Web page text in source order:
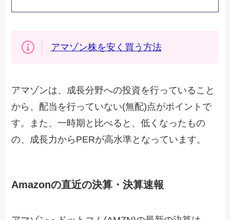
アマゾン株を安く買う方法
アマゾンは、成長分野への投資を行っていること
から、配当を行っていない(無配)点がポイントで
す。また、一時期と比べると、低くなったもの
の、成長力からPERが高水準となっています。
Amazonの直近の決算・決算速報